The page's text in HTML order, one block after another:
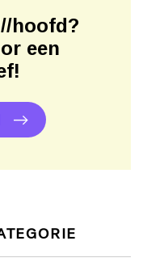
hoofd?
een